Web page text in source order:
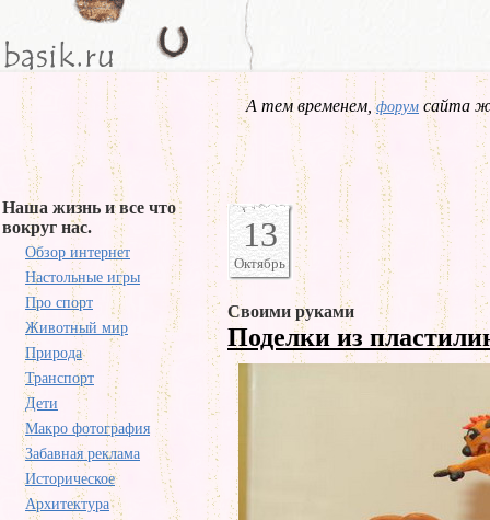
А тем временем,форум сайта
Наша жизнь и все что
вокруг нас.
Обзор интернет
Настольные игры
Про спорт
Животный мир
Природа
Транспорт
Дети
Макро фотография
Забавная реклама
Историческое
Архитектура
13
Октябрь
Своими руками
Поделки из